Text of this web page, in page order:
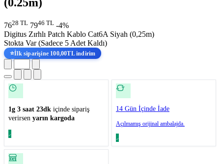
7628 TL 7946 TL -4%
Digitus Zırhlı Patch Kablo Cat6A Siyah (0,25m)
Stokta Var (Sadece 5 Adet Kaldı)
⭐İlk siparişine 100,00TL indirim
1g 3 saat 23dk içinde sipariş
verirsen yarın kargoda
14 Gün İçinde İade
Açılmamış orijinal ambalajda.